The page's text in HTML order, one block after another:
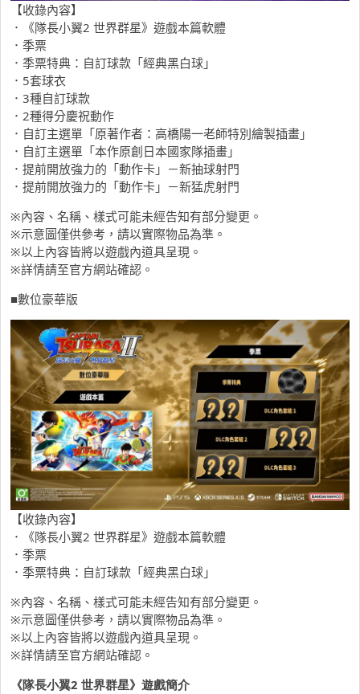
【收錄內容】
．《隊長小翼2 世界群星》遊戲本篇軟體
．季票
．季票特典：自訂球款「經典黑白球」
．5套球衣
．3種自訂球款
．2種得分慶祝動作
．自訂主選單「原著作者：高橋陽一老師特別繪製插畫」
．自訂主選單「本作原創日本國家隊插畫」
．提前開放強力的「動作卡」－新抽球射門
．提前開放強力的「動作卡」－新猛虎射門
※內容、名稱、樣式可能未經告知有部分變更。
※示意圖僅供參考，請以實際物品為準。
※以上內容皆將以遊戲內道具呈現。
※詳情請至官方網站確認。
■數位豪華版
【收錄內容】
．《隊長小翼2 世界群星》遊戲本篇軟體
．季票
．季票特典：自訂球款「經典黑白球」
※內容、名稱、樣式可能未經告知有部分變更。
※示意圖僅供參考，請以實際物品為準。
※以上內容皆將以遊戲內道具呈現。
※詳情請至官方網站確認。
《隊長小翼2 世界群星》遊戲簡介